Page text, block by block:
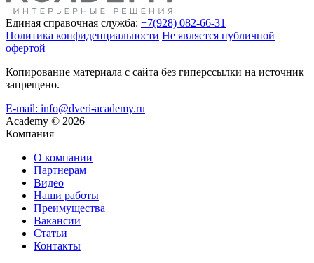
Единая справочная служба: +7(928) 082-66-31
Политика конфиденциальности Не является публичной
офертой
Копирование материала с сайта без гиперссылки на источник
запрещено.
E-mail: info@dveri-academy.ru
Academy © 2026
Компания
О компании
Партнерам
Видео
Наши работы
Преимущества
Вакансии
Статьи
Контакты